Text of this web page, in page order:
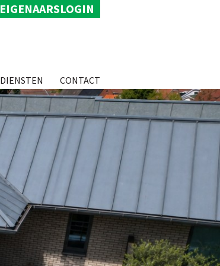
EIGENAARSLOGIN
DIENSTEN CONTACT